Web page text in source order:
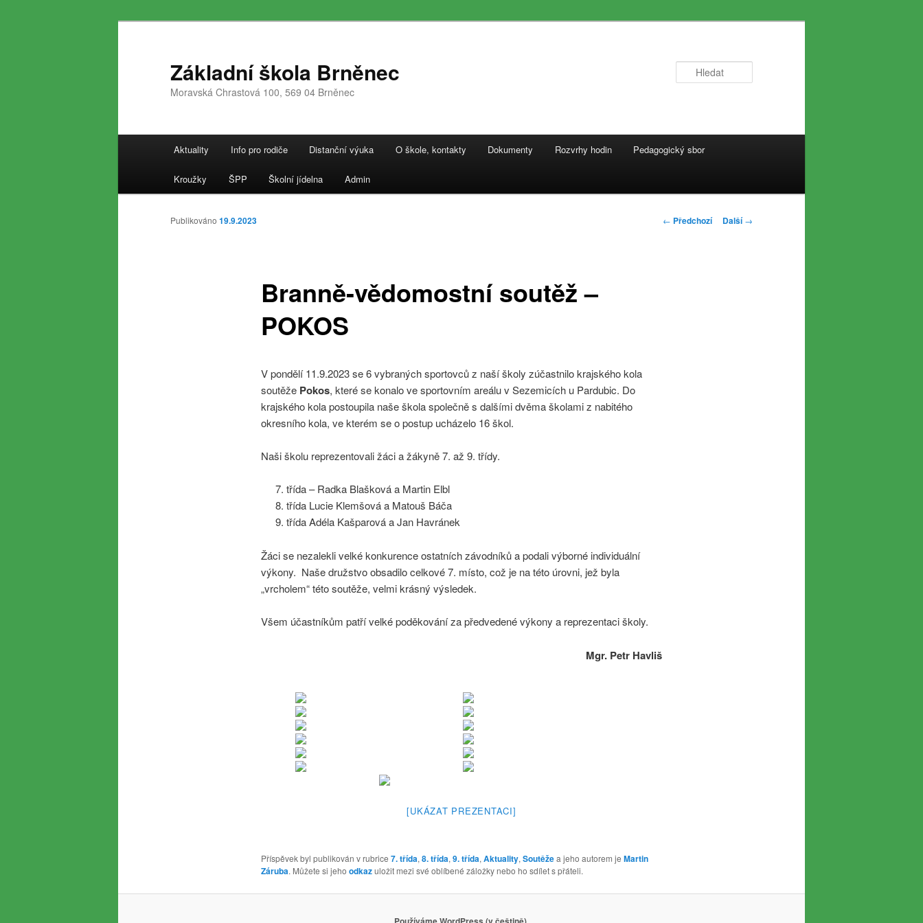
Základní škola Brněnec
Moravská Chrastová 100, 569 04 Brněnec
Aktuality Info pro rodiče Distanční výuka O škole, kontakty Dokumenty Rozvrhy hodin Pedagogický sbor
Kroužky ŠPP Školní jídelna Admin
Navigace
← Předchozí Další→
Branně-vědomostní soutěž –
POKOS
Publikováno 19.9.2023
V pondělí 11.9.2023 se 6 vybraných sportovců z naší školy zúčastnilo krajského kola
soutěže Pokos, které se konalo ve sportovním areálu v Sezemicích u Pardubic. Do
krajského kola postoupila naše škola společně s dalšími dvěma školami z nabitého
okresního kola, ve kterém se o postup ucházelo 16 škol.
Naši školu reprezentovali žáci a žákyně 7. až 9. třídy.
třída – Radka Blašková a Martin Elbl
třída Lucie Klemšová a Matouš Báča
třída Adéla Kašparová a Jan Havránek
Žáci se nezalekli velké konkurence ostatních závodníků a podali výborné individuální
výkony. Naše družstvo obsadilo celkové 7. místo, což je na této úrovni, jež byla
„vrcholem“ této soutěže, velmi krásný výsledek.
Všem účastníkům patří velké poděkování za předvedené výkony a reprezentaci školy.
Mgr. Petr Havliš
[UKÁZAT PREZENTACI]
Příspěvek byl publikován v rubrice 7. třída, 8. třída, 9. třída, Aktuality, Soutěžea jeho autorem je Martin
Záruba. Můžete si jeho odkazuložit mezi své oblíbené záložky nebo ho sdílet s přáteli.